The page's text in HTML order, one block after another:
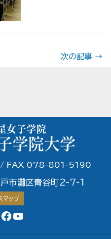
次の記事 →
FAX 078-801-5190
市灘区青谷町2-7-1
マップ
FacebookページYouTubeチャンネル